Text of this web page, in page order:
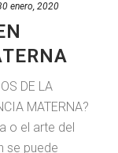
enero, 2020
DE LA
MATERNA?
o el arte del
se puede